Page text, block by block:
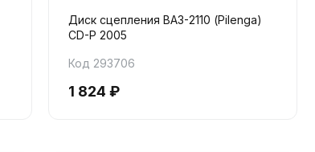
Диск сцепления ВАЗ-2110 (Pilenga)
CD-P 2005
Код 293706
1 824 ₽